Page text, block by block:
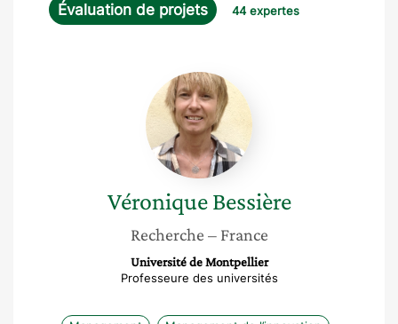
Évaluation de projets 44 expertes
Véronique
Bessière
Véronique Bessière
Recherche – France
Université de Montpellier
Professeure des universités